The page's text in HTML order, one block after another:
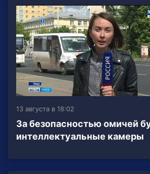
13 августа в 18:02
За безопасностью омичей
интеллектуальные камеры